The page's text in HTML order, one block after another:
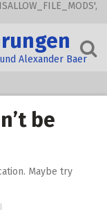
Alexander Baer
be
Maybe try